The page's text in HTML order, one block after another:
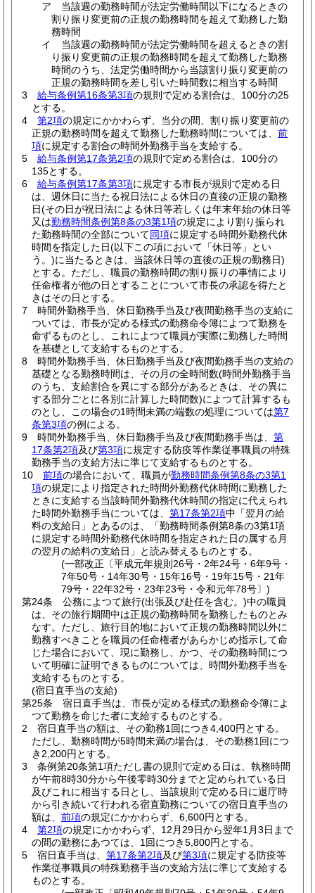
ア
当該週の勤務時間が法定労働時間以下になるときの
割り振り変更前の正規の勤務時間を超えて勤務した勤
務時間
イ
当該週の勤務時間が法定労働時間を超えるときの割
り振り変更前の正規の勤務時間を超えて勤務した勤務
時間のうち、法定労働時間から当該割り振り変更前の
正規の勤務時間を差し引いた時間数に相当する時間
3
給与条例第16条第3項の規則で定める割合は、100分の25
とする。
4
第2項の規定にかかわらず、当分の間、割り振り変更前の
正規の勤務時間を超えて勤務した勤務時間については、 前
項に規定する割合の時間外勤務手当を支給する。
5
給与条例第17条第2項の規則で定める割合は、100分の
135とする。
6
給与条例第17条第3項に規定する市長が規則で定める日
は、週休日に当たる祝日法による休日の直後の正規の勤務
日(その日が祝日法による休日等若しくは年末年始の休日等
又は勤務時間条例第8条の3第1項の規定により割り振られ
た勤務時間の全部について同項に規定する時間外勤務代休
時間を指定した日(以下この項において「休日等」とい
う。)に当たるときは、当該休日等の直後の正規の勤務日)
とする。 ただし、職員の勤務時間の割り振りの事情により
任命権者が他の日とすることについて市長の承認を得たと
きはその日とする。
7
時間外勤務手当、休日勤務手当及び夜間勤務手当の支給に
ついては、市長が定める様式の勤務命令簿によつて勤務を
命ずるものとし、これによつて職員が実際に勤務した時間
を基礎として支給するものとする。
8
時間外勤務手当、休日勤務手当及び夜間勤務手当の支給の
基礎となる勤務時間は、その月の全時間数(時間外勤務手当
のうち、支給割合を異にする部分があるときは、その異に
する部分ごとに各別に計算した時間数)によつて計算するも
のとし、この場合の1時間未満の端数の処理については第7
条第3項の例による。
9
時間外勤務手当、休日勤務手当及び夜間勤務手当は、 第
17条第2項及び第3項に規定する防疫等作業従事職員の特殊
勤務手当の支給方法に準じて支給するものとする。
10
前項の場合において、職員が勤務時間条例第8条の3第1
項の規定により指定された時間外勤務代休時間に勤務した
ときに支給する当該時間外勤務代休時間の指定に代えられ
た時間外勤務手当については、 第17条第2項中「翌月の給
料の支給日」とあるのは、「勤務時間条例第8条の3第1項
に規定する時間外勤務代休時間を指定された日の属する月
の翌月の給料の支給日」と読み替えるものとする。
(一部改正〔平成元年規則26号・2年24号・6年9号・
7年50号・14年30号・15年16号・19年15号・21年
79号・22年32号・23年23号・令和元年78号〕)
第24条
公務によつて旅行(出張及び赴任を含む。)中の職員
は、その旅行期間中は正規の勤務時間を勤務したものとみ
なす。 ただし、旅行目的地において正規の勤務時間以外に
勤務すべきことを職員の任命権者があらかじめ指示して命
じた場合において、現に勤務し、かつ、その勤務時間につ
いて明確に証明できるものについては、時間外勤務手当を
支給するものとする。
(宿日直手当の支給)
第25条
宿日直手当は、市長が定める様式の勤務命令簿によ
つて勤務を命じた者に支給するものとする。
2
宿日直手当の額は、その勤務1回につき4,400円とする。
ただし、勤務時間が5時間未満の場合は、その勤務1回につ
き2,200円とする。
3
条例第20条第1項ただし書の規則で定める日は、執務時間
が午前8時30分から午後零時30分までと定められている日
及びこれに相当する日とし、当該規則で定める日に退庁時
から引き続いて行われる宿直勤務についての宿日直手当の
額は、 前項の規定にかかわらず、6,600円とする。
4
第2項の規定にかかわらず、12月29日から翌年1月3日まで
の間の勤務にあつては、1回につき5,800円とする。
5
宿日直手当は、 第17条第2項及び第3項に規定する防疫等
作業従事職員の特殊勤務手当の支給方法に準じて支給する
ものとする。